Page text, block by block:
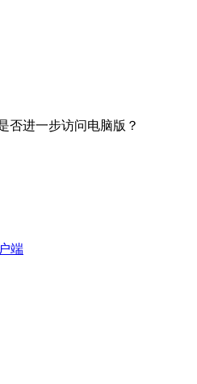
否进一步访问电脑版？
端